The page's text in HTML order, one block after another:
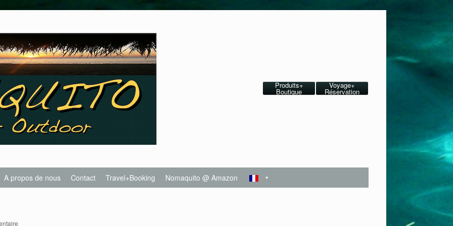
Produits+
Boutique
Voyage+
Réservation
A propos de nous Contact Travel+Booking Nomaquito @ Amazon